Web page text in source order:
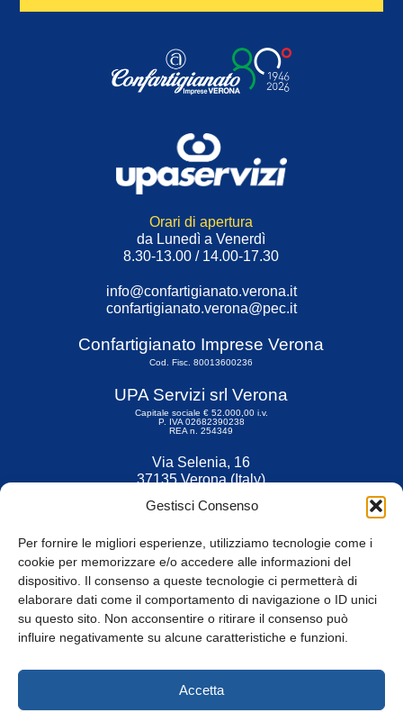
Gestisci Consenso
Per fornire le migliori esperienze, utilizziamo tecnologie come i
cookie per memorizzare e/o accedere alle informazioni del
dispositivo. Il consenso a queste tecnologie ci permetterà di
elaborare dati come il comportamento di navigazione o ID unici
su questo sito. Non acconsentire o ritirare il consenso può
influire negativamente su alcune caratteristiche e funzioni.
Accetta
Orari di apertura
da Lunedì a Venerdì
8.30-13.00 / 14.00-17.30
info@confartigianato.verona.it
confartigianato.verona@pec.it
Confartigianato Imprese Verona
Cod. Fisc. 80013600236
UPA Servizi srl Verona
Capitale sociale € 52.000,00 i.v.
P. IVA 02682390238
REA n. 254349
Via Selenia, 16
37135 Verona (Italy)
Fax 045 9211599
© Tutti i diritti riservati